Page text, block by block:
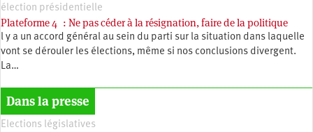
élection présidentielle
Plateforme 4 : Ne pas céder à la résignation, faire de la politique
l y a un accord général au sein du parti sur la situation dans laquelle
vont se dérouler les élections, même si nos conclusions divergent.
La…
Dans la presse
Elections législatives